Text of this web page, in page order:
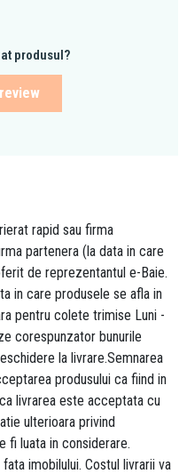
produsul?
rapid sau firma
partenera (la data in care
de reprezentantul e-Baie.
in care produsele se afla in
pentru colete trimise Luni -
corespunzator bunurile
la livrare.Semnarea
produsului ca fiind in
livrarea este acceptata cu
ulterioara privind
fi luata in considerare.
imobilului. Costul livrarii va